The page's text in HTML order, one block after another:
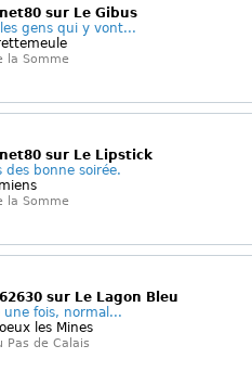
sur Le Gibus
gens qui y vont...
la Somme
sur Le Lipstick
des bonne soirée.
la Somme
sur Le Lagon Bleu
une fois, normal...
les Mines
Pas de Calais